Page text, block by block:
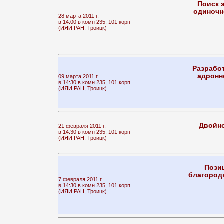
28 марта 2011 г.
в 14:00 в комн 235, 101 корп
(ИЯИ РАН, Троицк)
Поиск
09 марта 2011 г.
в 14:30 в комн 235, 101 корп
(ИЯИ РАН, Троицк)
21 февраля 2011 г.
в 14:30 в комн 235, 101 корп
(ИЯИ РАН, Троицк)
7 февраля 2011 г.
в 14:30 в комн 235, 101 корп
(ИЯИ РАН, Троицк)